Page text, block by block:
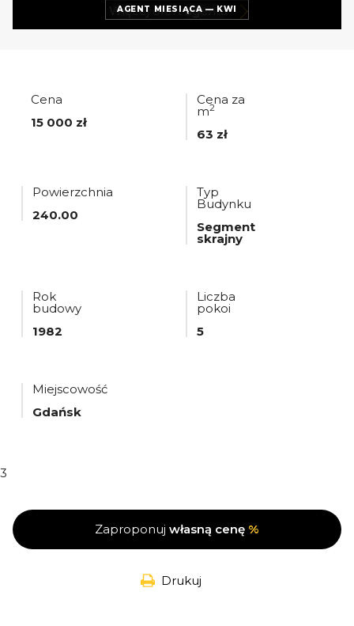
AGENT MIESIĄCA — KWI
Więcej ofertagenta
Cena
15 000 zł
Cena za
m2
63 zł
Powierzchnia
240.00
Typ
Budynku
Segment
skrajny
Rok
budowy
1982
Liczba
pokoi
5
Miejscowość
Gdańsk
3
Zaproponuj własną cenę %
Drukuj